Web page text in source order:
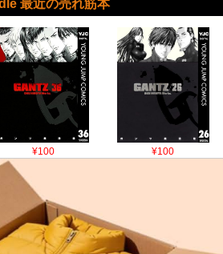
最近の売れ筋本
¥100 ¥100